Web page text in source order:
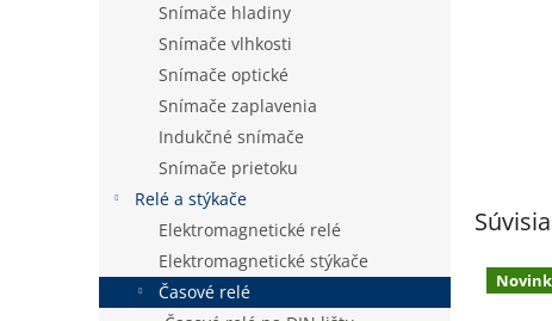
Snímače hladiny
Snímače vlhkosti
Snímače optické
Snímače zaplavenia
Indukčné snímače
Snímače prietoku
Relé a stýkače
Elektromagnetické relé
Elektromagnetické stýkače
Časové relé